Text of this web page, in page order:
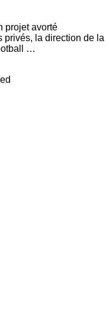
projet avorté
privés, la direction de la
…